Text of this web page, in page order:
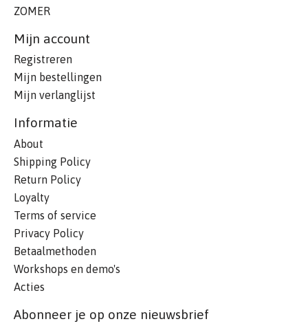
ZOMER
Mijn account
Registreren
Mijn bestellingen
Mijn verlanglijst
Informatie
About
Shipping Policy
Return Policy
Loyalty
Terms of service
Privacy Policy
Betaalmethoden
Workshops en demo's
Acties
Abonneer je op onze nieuwsbrief